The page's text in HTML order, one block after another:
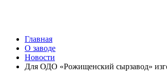
Главная
О заводе
Новости
Для ОДО «Рожищенский сырзавод»